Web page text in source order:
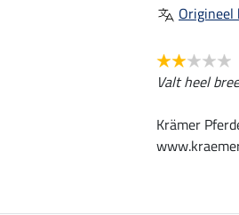
Origineel
Valt heel
Krämer